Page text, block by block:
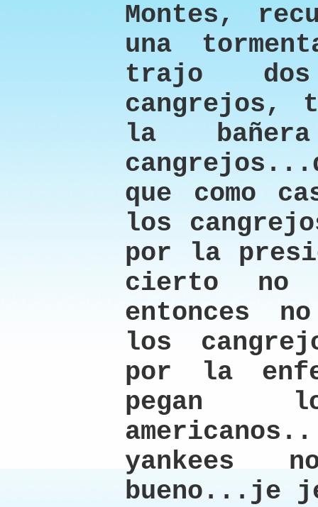
Montes,
una
trajo
cangrejos,
la
que como
los
por la
cierto no
entonces
los
por la
pegan
yankees
bueno...je